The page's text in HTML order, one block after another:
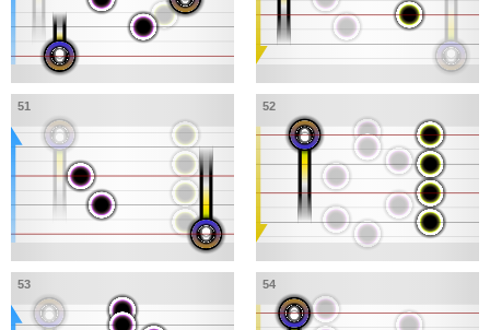
51 52
53 54